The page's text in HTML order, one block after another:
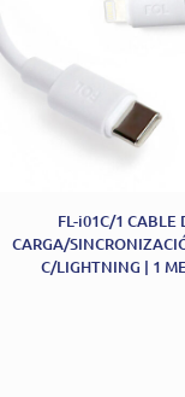
FL-i01C/1 CABLE
CARGA/
C/LIGHTNING | 1